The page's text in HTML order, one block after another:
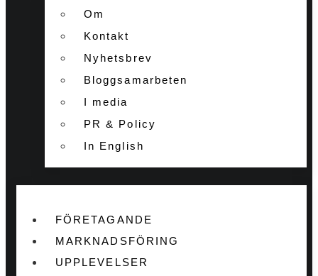
Om
Kontakt
Nyhetsbrev
Bloggsamarbeten
I media
PR & Policy
In English
FÖRETAGANDE
MARKNADSFÖRING
UPPLEVELSER